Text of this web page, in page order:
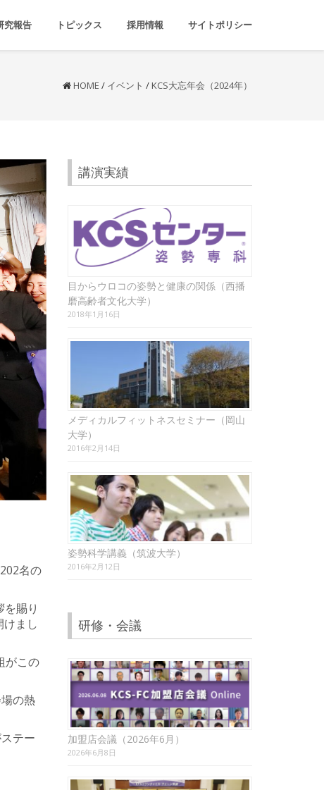
究報告 トピックス 採用情報 サイトポリシー
HOME / イベント / KCS大忘年会（2024年）
名の
賜り
まし
がこの
の熱
テー
講演実績
目からウロコの姿勢と健康の関係（西播
磨高齢者文化大学）
2018年1月16日
メディカルフィットネスセミナー（岡山
大学）
2016年2月14日
姿勢科学講義（筑波大学）
2016年2月12日
研修・会議
加盟店会議（2026年6月）
2026年6月8日